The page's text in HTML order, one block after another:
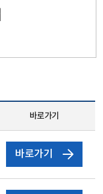
바로가기
바로가기